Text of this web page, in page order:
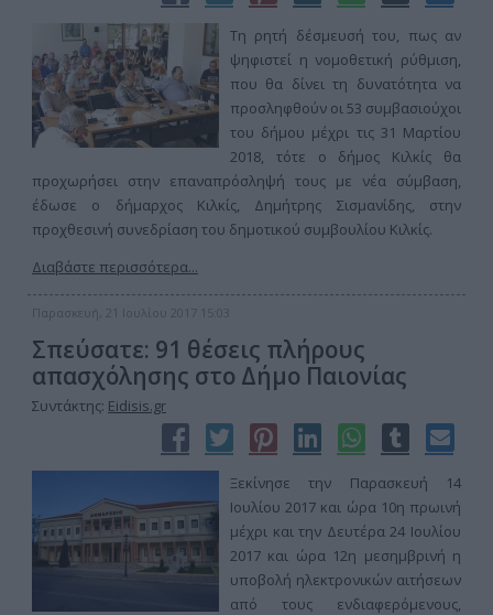
Τη ρητή δέσμευσή του, πως αν
ψηφιστεί η νομοθετική ρύθμιση,
που θα δίνει τη δυνατότητα να
προσληφθούν οι 53 συμβασιούχοι
του δήμου μέχρι τις 31 Μαρτίου
2018, τότε ο δήμος Κιλκίς θα
προχωρήσει στην επαναπρόσληψή τους με νέα σύμβαση,
έδωσε ο δήμαρχος Κιλκίς, Δημήτρης Σισμανίδης, στην
προχθεσινή συνεδρίαση του δημοτικού συμβουλίου Κιλκίς.
Διαβάστε περισσότερα...
Παρασκευή, 21 Ιουλίου 2017 15:03
Σπεύσατε: 91 θέσεις πλήρους
απασχόλησης στο Δήμο Παιονίας
Συντάκτης: Eidisis.gr
Ξεκίνησε την Παρασκευή 14
Ιουλίου 2017 και ώρα 10η πρωινή
μέχρι και την Δευτέρα 24 Ιουλίου
2017 και ώρα 12η μεσημβρινή η
υποβολή ηλεκτρονικών αιτήσεων
από τους ενδιαφερόμενους,